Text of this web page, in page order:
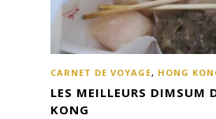
CARNET DE VOYAGE, HONG
LES MEILLEURS DIMSUM
KONG